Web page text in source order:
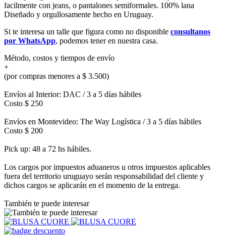
facilmente con jeans, o pantalones semiformales. 100% lana
Diseñado y orgullosamente hecho en Uruguay.
Si te interesa un talle que figura como no disponible consultanos
por WhatsApp, podemos tener en nuestra casa.
Método, costos y tiempos de envío
+
(por compras menores a $ 3.500)
Envíos al Interior: DAC / 3 a 5 días hábiles
Costo $ 250
Envíos en Montevideo: The Way Logística / 3 a 5 días hábiles
Costo $ 200
Pick up: 48 a 72 hs hábiles.
Los cargos por impuestos aduaneros u otros impuestos aplicables
fuera del territorio uruguayo serán responsabilidad del cliente y
dichos cargos se aplicarán en el momento de la entrega.
También te puede interesar